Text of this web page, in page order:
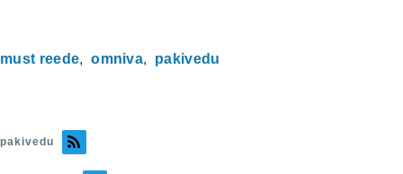
must reede omniva pakivedu
pakivedu